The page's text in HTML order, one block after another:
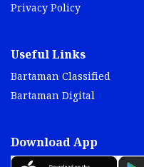
Privacy Policy
Useful Links
Bartaman Classified
Bartaman Digital
Download App